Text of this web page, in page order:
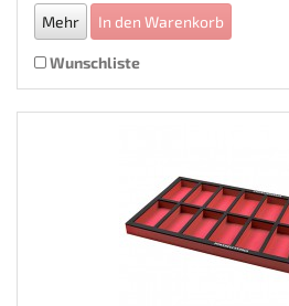
Mehr In den Warenkorb
Wunschliste